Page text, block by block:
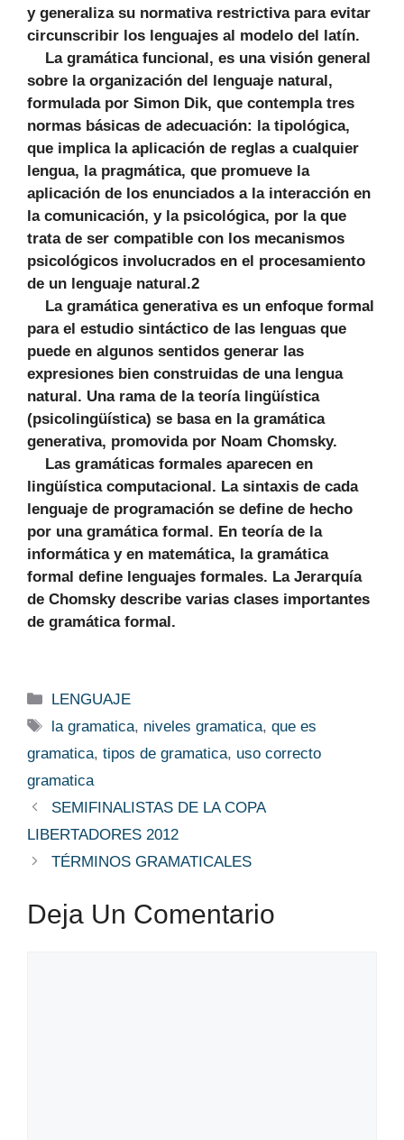
y generaliza su normativa restrictiva para evitar
circunscribir los lenguajes al modelo del latín.
La gramática funcional, es una visión general
sobre la organización del lenguaje natural,
formulada por Simon Dik, que contempla tres
normas básicas de adecuación: la tipológica,
que implica la aplicación de reglas a cualquier
lengua, la pragmática, que promueve la
aplicación de los enunciados a la interacción en
la comunicación, y la psicológica, por la que
trata de ser compatible con los mecanismos
psicológicos involucrados en el procesamiento
de un lenguaje natural.2
La gramática generativa es un enfoque formal
para el estudio sintáctico de las lenguas que
puede en algunos sentidos generar las
expresiones bien construidas de una lengua
natural. Una rama de la teoría lingüística
(psicolingüística) se basa en la gramática
generativa, promovida por Noam Chomsky.
Las gramáticas formales aparecen en
lingüística computacional. La sintaxis de cada
lenguaje de programación se define de hecho
por una gramática formal. En teoría de la
informática y en matemática, la gramática
formal define lenguajes formales. La Jerarquía
de Chomsky describe varias clases importantes
de gramática formal.
Categorías
LENGUAJE
Etiquetas
la gramatica, niveles gramatica,que es
gramatica, tipos de gramatica, uso correcto
gramatica
SEMIFINALISTAS DE LA COPA
LIBERTADORES 2012
TÉRMINOS GRAMATICALES
Deja Un Comentario